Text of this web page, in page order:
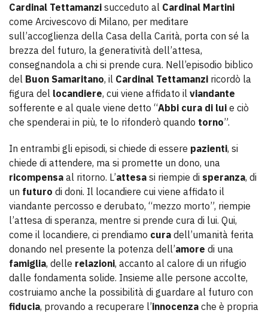
Cardinal Tettamanzi succeduto al Cardinal Martini
come Arcivescovo di Milano, per meditare
sull’accoglienza della Casa della Carità, porta con sé la
brezza del futuro, la generatività dell’attesa,
consegnandola a chi si prende cura. Nell’episodio biblico
del Buon Samaritano, il Cardinal Tettamanzi ricordò la
figura del locandiere, cui viene affidato il viandante
sofferente e al quale viene detto “Abbi cura di lui e ciò
che spenderai in più, te lo rifonderò quando torno”.
In entrambi gli episodi, si chiede di essere pazienti, si
chiede di attendere, ma si promette un dono, una
ricompensa al ritorno. L’attesa si riempie di speranza, di
un futuro di doni. Il locandiere cui viene affidato il
viandante percosso e derubato, “mezzo morto”, riempie
l’attesa di speranza, mentre si prende cura di lui. Qui,
come il locandiere, ci prendiamo cura dell’umanità ferita
donando nel presente la potenza dell’amore di una
famiglia, delle relazioni, accanto al calore di un rifugio
dalle fondamenta solide. Insieme alle persone accolte,
costruiamo anche la possibilità di guardare al futuro con
fiducia, provando a recuperare l’innocenza che è propria